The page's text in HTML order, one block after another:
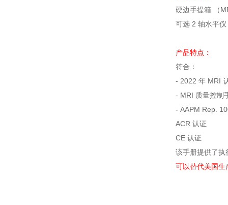
硬边手提箱 （
可选 2 轴水平
产品特点：
符合：
- 2022 年 MRI
- MRI 质量控制
- AAPM Rep.
ACR 认证
CE 认证
该手册提供了执
可以替代美国生